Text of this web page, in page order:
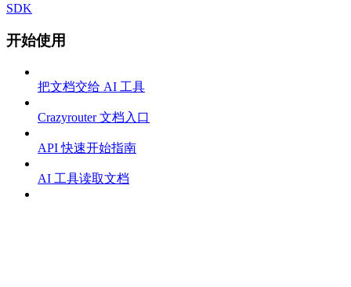
SDK
开始使用
把文档交给 AI 工具
Crazyrouter 文档入口
API 快速开始指南
AI 工具读取文档